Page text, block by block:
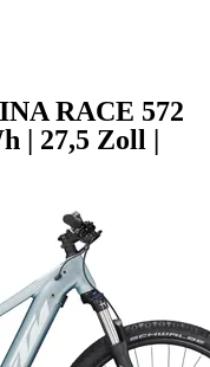
RACE 572
| 27,5 Zoll |